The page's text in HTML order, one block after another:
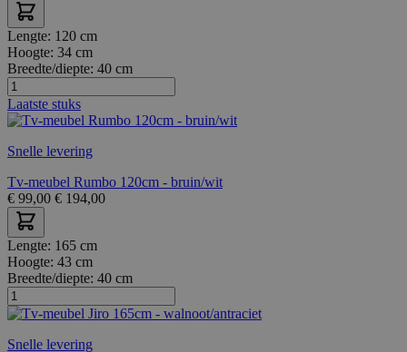
Lengte: 120 cm
Hoogte: 34 cm
Breedte/diepte: 40 cm
Laatste stuks
Snelle levering
Tv-meubel Rumbo 120cm - bruin/wit
€ 99,00 € 194,00
Lengte: 165 cm
Hoogte: 43 cm
Breedte/diepte: 40 cm
Snelle levering